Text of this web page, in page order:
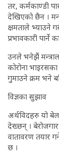
तर, कर्मकाण्डी
देखिएको छैन ।
क्षमताले भ्याउने
प्रभावकारी
उनले भनेझैं
कोरोना
गुमाउने क्रम भने
विज्ञका सुझाव
अर्थविदहरु यो
देख्छन् ।
वातावरण तयार
छ ।